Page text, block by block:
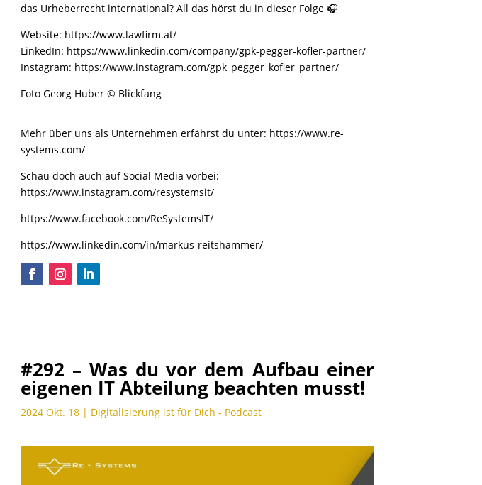
das Urheberrecht international? All das hörst du in dieser Folge 🎧
Website: https://www.lawfirm.at/
LinkedIn: https://www.linkedin.com/company/gpk-pegger-kofler-partner/
Instagram: https://www.instagram.com/gpk_pegger_kofler_partner/
Foto Georg Huber © Blickfang
Mehr über uns als Unternehmen erfährst du unter: https://www.re-
systems.com/
Schau doch auch auf Social Media vorbei:
https://www.instagram.com/resystemsit/
https://www.facebook.com/ReSystemsIT/
https://www.linkedin.com/in/markus-reitshammer/
#292 – Was du vor dem Aufbau einer
eigenen IT Abteilung beachten musst!
2024 Okt. 18 | Digitalisierung ist für Dich - Podcast